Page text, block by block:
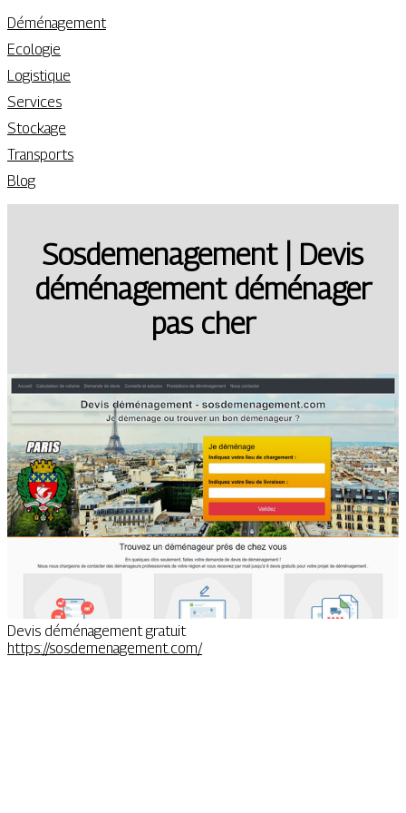
Déménagement
Ecologie
Logistique
Services
Stockage
Transports
Blog
Sos­demenage­ment | Devis
déménage­ment déménager
pas cher
Devis déménagement gratuit
https://sosdemenagement.com/